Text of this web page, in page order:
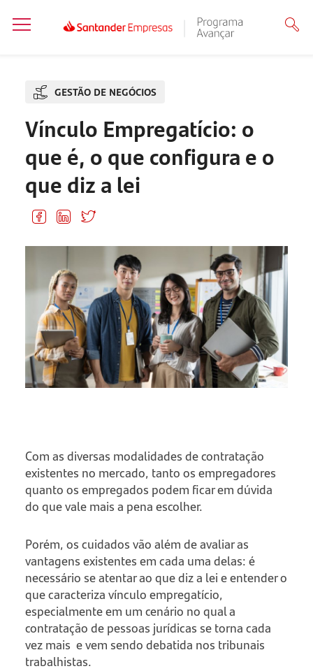
GESTÃO DE NEGÓCIOS
Vínculo Empregatício: o
que é, o que configura e o
que diz a lei
Com as diversas modalidades de contratação
existentes no mercado, tanto os empregadores
quanto os empregados podem ficar em dúvida
do que vale mais a pena escolher.
Porém, os cuidados vão além de avaliar as
vantagens existentes em cada uma delas: é
necessário se atentar ao que diz a lei e entender o
que caracteriza vínculo empregatício,
especialmente em um cenário no qual a
contratação de pessoas jurídicas se torna cada
vez mais e vem sendo debatida nos tribunais
trabalhistas.